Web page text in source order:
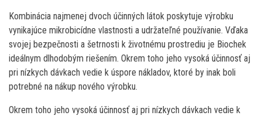
Kombinácia najmenej dvoch účinných látok poskytuje výrobku
vynikajúce mikrobicídne vlastnosti a udržateľné používanie. Vďaka
svojej bezpečnosti a šetrnosti k životnému prostrediu je Biochek
ideálnym dlhodobým riešením. Okrem toho jeho vysoká účinnosť aj
pri nízkych dávkach vedie k úspore nákladov, ktoré by inak boli
potrebné na nákup nového výrobku.
Okrem toho jeho vysoká účinnosť aj pri nízkych dávkach vedie k